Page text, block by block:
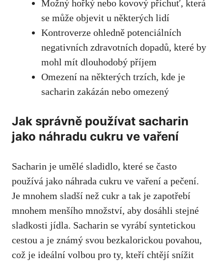
Možný hořký nebo ⁢kovový příchuť, která
se může objevit u některých⁤ lidí
Kontroverze ohledně potenciálních
negativních zdravotních dopadů,‌ které ​by
mohl ‍mít ‍dlouhodobý příjem
Omezení na některých trzích, kde ⁤je​
sacharin zakázán nebo⁣ omezený
Jak‍ správně používat sacharin
jako náhradu‍ cukru ve vaření
Sacharin⁢ je umělé sladidlo, ‍které ​se často
používá jako⁣ náhrada‌ cukru​ ve vaření a pečení.
Je mnohem sladší než cukr a​ tak⁤ je​ zapotřebí
mnohem menšího ⁢množství, aby dosáhli stejné
sladkosti jídla. ​Sacharin se vyrábí syntetickou
cestou‌ a je ‍známý svou bezkalorickou povahou,
⁣což je​ ideální volbou ⁣pro ty, kteří chtějí ‍snížit